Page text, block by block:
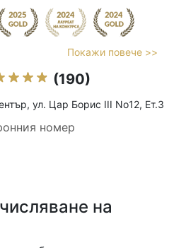
Покажи повече >>
(190)
ул. Цар Борис III No12, Ет.3
номер
на